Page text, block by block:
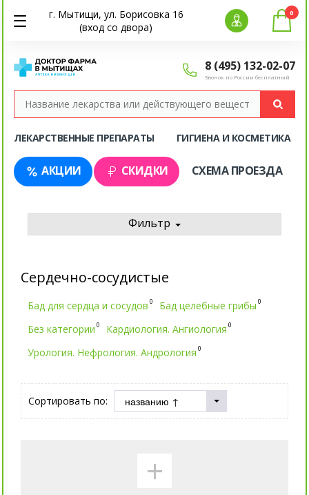
г. Мытищи, ул. Борисовка 16
(вход со двора)
8 (495) 132-02-07
Звонок по России бесплатный
0
ЛЕКАРСТВЕННЫЕ ПРЕПАРАТЫ ГИГИЕНА И КОСМЕТИКА
АКЦИИ СКИДКИ СХЕМА ПРОЕЗДА
Фильтр
Сердечно-сосудистые
Бад для сердца и сосудов 0 Бад целебные грибы 0
Без категории 0 Кардиология. Ангиология 0
Урология. Нефрология. Андрология 0
Сортировать по:
+